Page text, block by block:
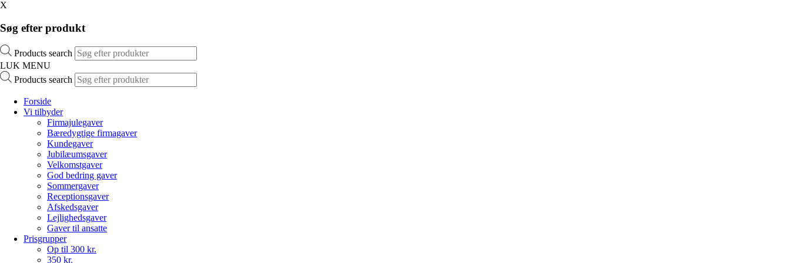
X
Søg efter produkt
Products search
LUK MENU
Products search
Forside
Vi tilbyder
Firmajulegaver
Bæredygtige firmagaver
Kundegaver
Jubilæumsgaver
Velkomstgaver
God bedring gaver
Sommergaver
Receptionsgaver
Afskedsgaver
Lejlighedsgaver
Gaver til ansatte
Prisgrupper
Op til 300 kr.
350 kr.